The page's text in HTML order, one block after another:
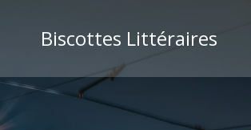
Biscottes Littéraires